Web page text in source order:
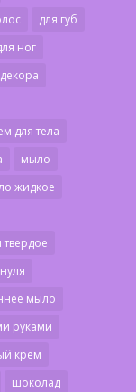
для губ
ног
для тела
мыло
жидкое
мыло
руками
крем
шоколад